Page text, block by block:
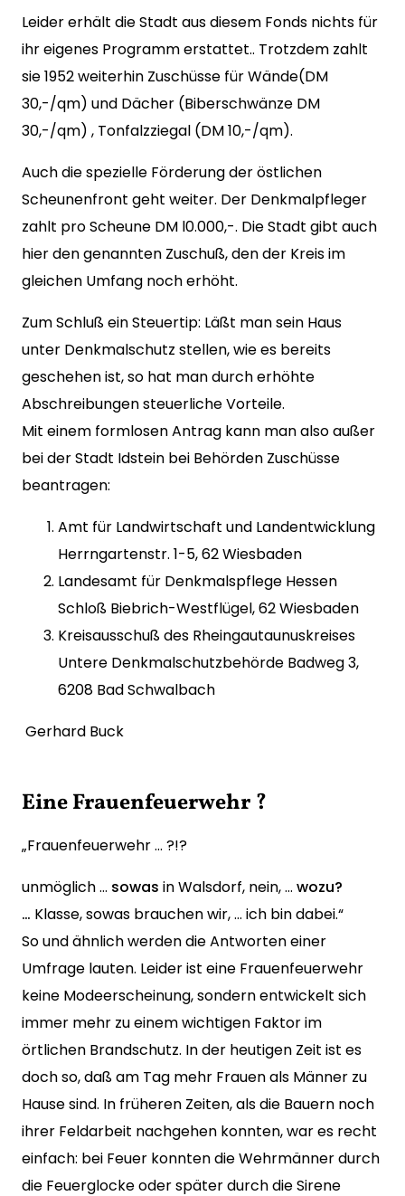
Leider erhält die Stadt aus diesem Fonds nichts für
ihr eigenes Programm erstattet.. Trotzdem zahlt
sie 1952 weiterhin Zuschüsse für Wände(DM
30,-/qm) und Dächer (Biberschwänze DM
30,-/qm) , Tonfalzziegal (DM 10,-/qm).
Auch die spezielle Förderung der östlichen
Scheunenfront geht weiter. Der Denkmalpfleger
zahlt pro Scheune DM l0.000,-. Die Stadt gibt auch
hier den genannten Zuschuß, den der Kreis im
gleichen Umfang noch erhöht.
Zum Schluß ein Steuertip: Läßt man sein Haus
unter Denk­malschutz stellen, wie es bereits
geschehen ist, so hat man durch erhöhte
Abschreibungen steuerliche Vorteile.
Mit einem formlosen Antrag kann man also außer
bei der Stadt Idstein bei Behörden Zuschüsse
beantragen:
Amt für Landwirtschaft und Landentwicklung
Herrngartenstr. 1-5, 62 Wiesbaden
Landesamt für Denkmalspflege Hessen
Schloß Biebrich-Westflügel, 62 Wiesbaden
Kreisausschuß des Rheingautaunuskreises
Untere Denkmalschutzbehörde Badweg 3,
6208 Bad Schwalbach
Gerhard Buck
Eine Frauenfeuerwehr ?
„Frauenfeuerwehr … ?!?
unmöglich … sowas in Wals­dorf, nein, … wozu?
… Klasse, sowas brauchen wir, … ich bin dabei.“
So und ähnlich werden die Antworten einer
Umfrage lauten. Leider ist eine Frauenfeuerwehr
keine Modeerscheinung, sondern entwickelt sich
immer mehr zu einem wichtigen Faktor im
örtlichen Brandschutz. In der heutigen Zeit ist es
doch so, daß am Tag mehr Frauen als Männer zu
Hause sind. In früheren Zeiten, als die Bauern noch
ihrer Feldarbeit nachgehen konnten, war es recht
einfach: bei Feuer konnten die Wehrmänner durch
die Feuerglocke oder später durch die Sirene